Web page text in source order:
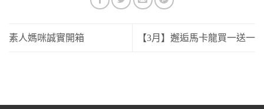
素人媽咪誠實開箱 【3月】邂逅馬卡龍買一送一